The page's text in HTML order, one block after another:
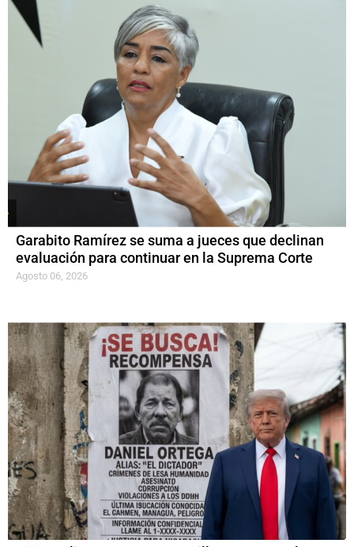
Garabito Ramírez se suma a jueces que declinan
evaluación para continuar en la Suprema Corte
Agosto 06, 2026